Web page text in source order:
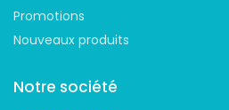
Promotions
Nouveaux produits
Notre société